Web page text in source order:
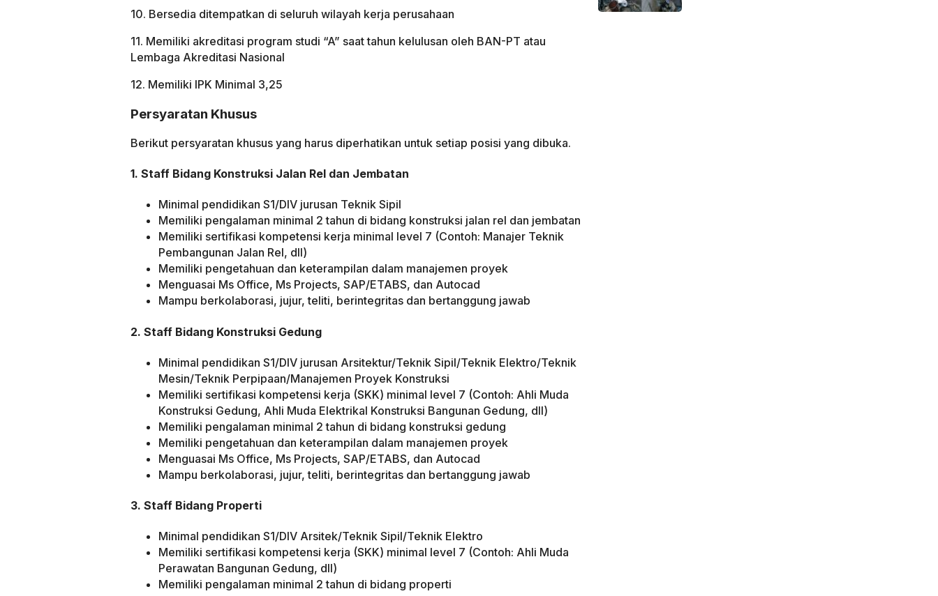
10. Bersedia ditempatkan di seluruh wilayah kerja perusahaan
11. Memiliki akreditasi program studi “A” saat tahun kelulusan oleh BAN-PT atau
Lembaga Akreditasi Nasional
12. Memiliki IPK Minimal 3,25
Persyaratan Khusus
Berikut persyaratan khusus yang harus diperhatikan untuk setiap posisi yang dibuka.
1. Staff Bidang Konstruksi Jalan Rel dan Jembatan
Minimal pendidikan S1/DIV jurusan Teknik Sipil
Memiliki pengalaman minimal 2 tahun di bidang konstruksi jalan rel dan jembatan
Memiliki sertifikasi kompetensi kerja minimal level 7 (Contoh: Manajer Teknik
Pembangunan Jalan Rel, dll)
Memiliki pengetahuan dan keterampilan dalam manajemen proyek
Menguasai Ms Office, Ms Projects, SAP/ETABS, dan Autocad
Mampu berkolaborasi, jujur, teliti, berintegritas dan bertanggung jawab
2. Staff Bidang Konstruksi Gedung
Minimal pendidikan S1/DIV jurusan Arsitektur/Teknik Sipil/Teknik Elektro/Teknik
Mesin/Teknik Perpipaan/Manajemen Proyek Konstruksi
Memiliki sertifikasi kompetensi kerja (SKK) minimal level 7 (Contoh: Ahli Muda
Konstruksi Gedung, Ahli Muda Elektrikal Konstruksi Bangunan Gedung, dll)
Memiliki pengalaman minimal 2 tahun di bidang konstruksi gedung
Memiliki pengetahuan dan keterampilan dalam manajemen proyek
Menguasai Ms Office, Ms Projects, SAP/ETABS, dan Autocad
Mampu berkolaborasi, jujur, teliti, berintegritas dan bertanggung jawab
3. Staff Bidang Properti
Minimal pendidikan S1/DIV Arsitek/Teknik Sipil/Teknik Elektro
Memiliki sertifikasi kompetensi kerja (SKK) minimal level 7 (Contoh: Ahli Muda
Perawatan Bangunan Gedung, dll)
Memiliki pengalaman minimal 2 tahun di bidang properti